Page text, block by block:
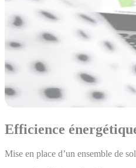
Efficience
Mise en place d’un ensemble de